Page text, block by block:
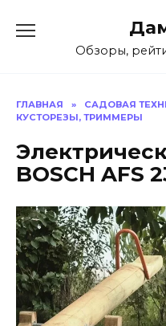
содержаниюОбзоры,
ГЛАВНАЯ » САДОВАЯ
КУСТОРЕЗЫ, ТРИММЕРЫ
BOSCH AFS